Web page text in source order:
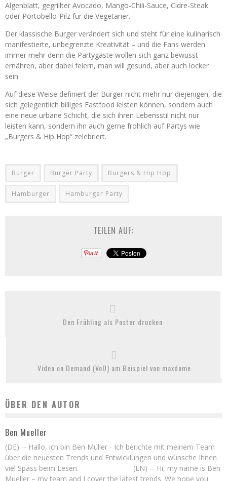
Algenblatt, gegrillter Avocado, Mango-Chili-Sauce, Cidre-Steak
oder Portobello-Pilz für die Vegetarier.
Der klassische Burger verändert sich und steht für eine kulinarisch
manifestierte, unbegrenzte Kreativität – und die Fans werden
immer mehr denn die Partygäste wollen sich ganz bewusst
ernähren, aber dabei feiern, man will gesund, aber auch locker
sein.
Auf diese Weise definiert der Burger nicht mehr nur diejenigen, die
sich gelegentlich billiges Fastfood leisten können, sondern auch
eine neue urbane Schicht, die sich ihren Lebensstil nicht nur
leisten kann, sondern ihn auch gerne fröhlich auf Partys wie
„Burgers & Hip Hop“ zelebriert.
Burger Burger Party Burgers & Hip Hop
Hamburger Hamburger Party
TEILEN AUF:
Den Frühling als Poster drucken
Video on Demand (VoD) am Beispiel von maxdome
ÜBER DEN AUTOR
Ben Mueller
(DE) -- Hallo, ich bin Ben Müller - Ich berichte mit meinem Team
über die neuesten Trends und Entwicklungen und wünsche Ihnen
viel Spass beim Lesen. (EN) -- Hi, my name is Ben
Mueller – my team and I cover the latest trends. We hope you